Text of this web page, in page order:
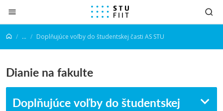
Prejsť na obsah
... Doplňujúce voľby do študentskej časti AS STU
Dianie na fakulte
Doplňujúce voľby do študentskej